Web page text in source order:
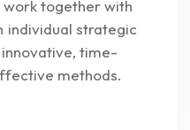
together with
individual strategic
innovative, time-
methods.